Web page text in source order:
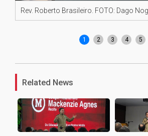
Rev. Roberto Brasileiro. FOTO: Dago
1 2 3 4 5
Related News